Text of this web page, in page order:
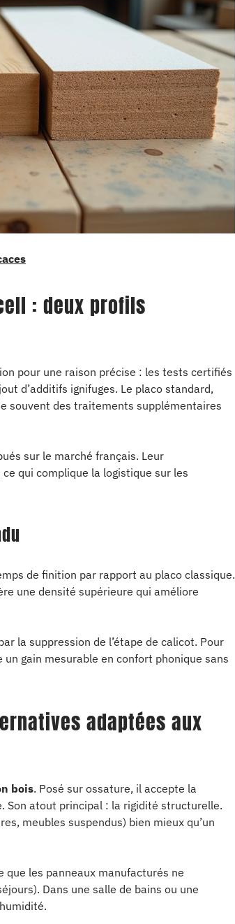
: deux profils
pour une raison précise : les tests certifiés
d’additifs ignifuges. Le placo standard,
souvent des traitements supplémentaires
sur le marché français. Leur
qui complique la logistique sur les
de finition par rapport au placo classique.
une densité supérieure qui améliore
la suppression de l’étape de calicot. Pour
gain mesurable en confort phonique sans
adaptées aux
bois. Posé sur ossature, il accepte la
Son atout principal : la rigidité structurelle.
meubles suspendus) bien mieux qu’un
les panneaux manufacturés ne
Dans une salle de bains ou une